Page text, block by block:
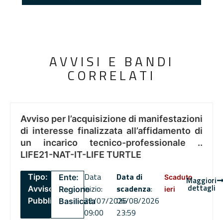
AVVISI E BANDI
CORRELATI
Avviso per l’acquisizione di manifestazioni
di interesse finalizzata all’affidamento di
un incarico tecnico-professionale ..
LIFE21-NAT-IT-LIFE TURTLE
Tipo:
Avviso
Pubblico
Ente:
Regione
Basilicata
Data
inizio:
22/07/2026
09:00
Data di
scadenza:
06/08/2026
23:59
Scaduto
ieri
Maggiori
dettagli